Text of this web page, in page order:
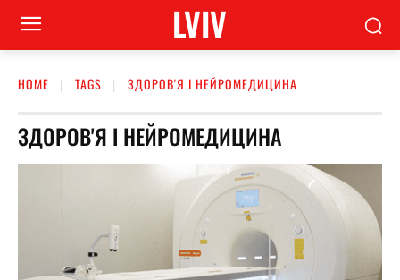
LVIV
HOME TAGS ЗДОРОВ'Я І НЕЙРОМЕДИЦИНА
ЗДОРОВ'Я І НЕЙРОМЕДИЦИНА